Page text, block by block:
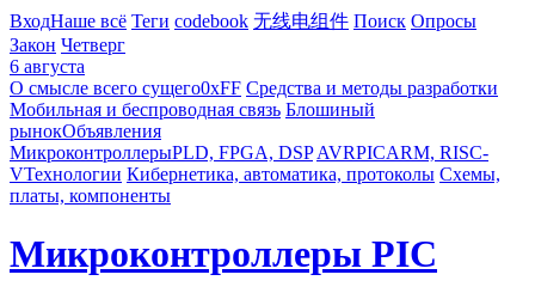
ВходНаше всё Теги codebook 无线电组件 Поиск Опросы
Закон Четверг
6 августа
О смысле всего сущего0xFF Средства и методы разработки
Мобильная и беспроводная связь Блошиный
рынокОбъявления
МикроконтроллерыPLD, FPGA, DSP AVRPICARM, RISC-
VТехнологии Кибернетика, автоматика, протоколы Схемы,
платы, компоненты
Микроконтроллеры PIC